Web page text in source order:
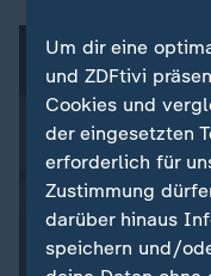
Um dir eine
und ZDFtivi
Cookies und
der eingesetzten
erforderlich für
Zustimmung
darüber hinaus
speichern und/